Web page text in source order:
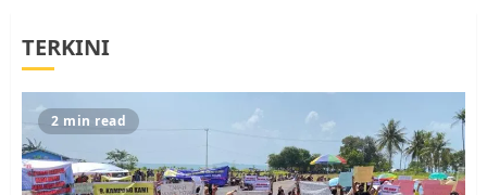
5
Resahkan Warga
JULI 17, 2026 0
TERKINI
2 min read